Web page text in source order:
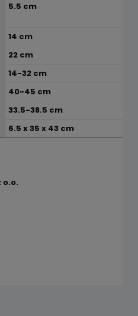
5.5 cm
14 cm
22 cm
14-32 cm
40-45 cm
33.5-38.5 cm
6.5 x 35 x 43 cm
o.o.